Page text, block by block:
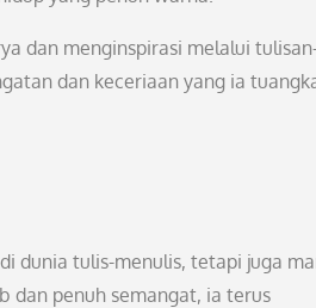
dan menginspirasi melalui
dan keceriaan yang ia
dunia tulis-menulis, tetapi juga
dan penuh semangat, ia terus